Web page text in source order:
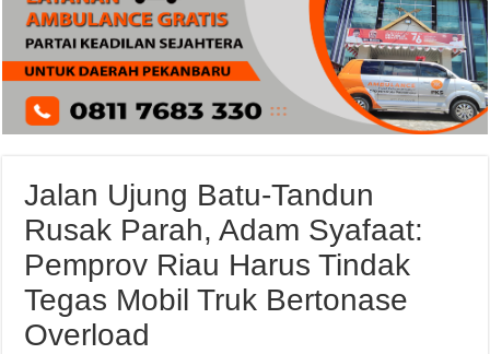
Jalan Ujung Batu-Tandun
Rusak Parah, Adam Syafaat:
Pemprov Riau Harus Tindak
Tegas Mobil Truk Bertonase
Overload